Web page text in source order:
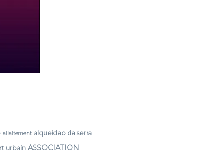
allaitement alqueidao da serra
urbain ASSOCIATION